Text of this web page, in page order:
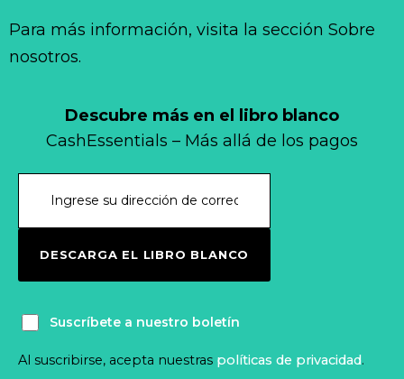
Descubre más en el libro blanco
CashEssentials – Más allá de los pagos
DESCARGA EL LIBRO BLANCO
Suscríbete a nuestro boletín
Al suscribirse, acepta nuestras políticas de privacidad.
Para más información, visita la sección Sobre
nosotros.